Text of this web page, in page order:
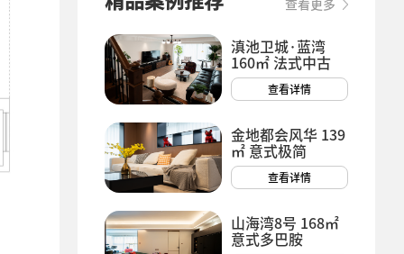
查看更多
滇池卫城·蓝湾
160㎡ 法式中古
查看详情
金地都会风华 139
㎡ 意式极简
查看详情
山海湾8号 168㎡
意式多巴胺